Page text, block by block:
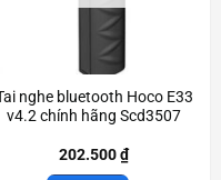
nghe bluetooth Hoco E33
v4.2 chính hãng Scd3507
202.500₫